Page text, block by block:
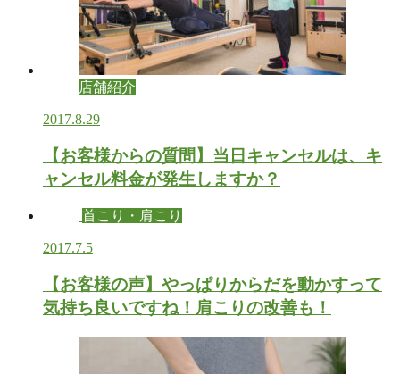
店舗紹介
2017.8.29
【お客様からの質問】当日キャンセルは、キ
ャンセル料金が発生しますか？
首こり・肩こり
2017.7.5
【お客様の声】やっぱりからだを動かすって
気持ち良いですね！肩こりの改善も！